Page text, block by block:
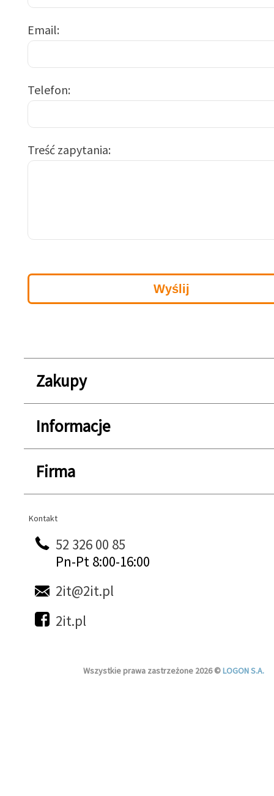
Email
Telefon
Treść zapytania
Zakupy
Informacje
Firma
Kontakt
Kontakt
52 326 00 85
Pn-Pt 8:00-16:00
2it@2it.pl
2it.pl
Wszystkie prawa zastrzeżone 2026 ©LOGON S.A.